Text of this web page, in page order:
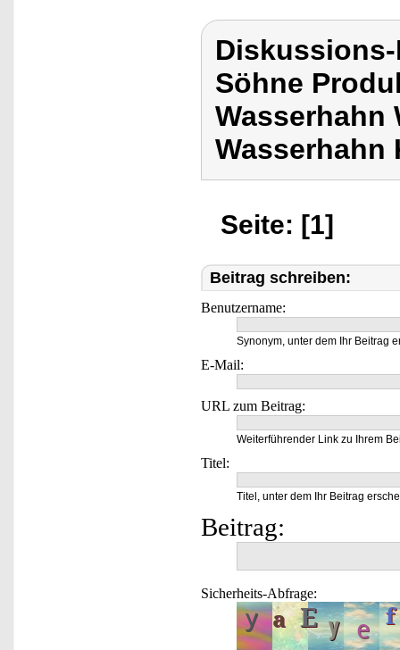
Söhne
Wasserhahn
Wasserhahn
Seite: [1]
Beitrag schreiben:
Benutzername:
Synonym, unter dem Ihr Beitrag
E-Mail:
URL zum Beitrag:
Weiterführender Link zu Ihrem
Titel:
Titel, unter dem Ihr Beitrag
Beitrag:
Sicherheits-Abfrage: